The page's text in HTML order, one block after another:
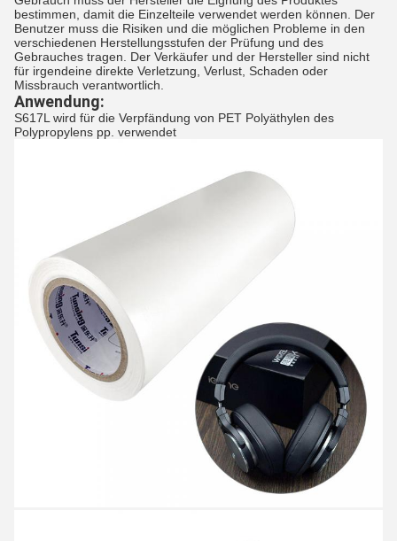
bestimmen, damit die Einzelteile verwendet werden können. Der
Benutzer muss die Risiken und die möglichen Probleme in den
verschiedenen Herstellungsstufen der Prüfung und des
Gebrauches tragen. Der Verkäufer und der Hersteller sind nicht
für irgendeine direkte Verletzung, Verlust, Schaden oder
Missbrauch verantwortlich.
Anwendung:
S617L wird für die Verpfändung von PET Polyäthylen des
Polypropylens pp. verwendet